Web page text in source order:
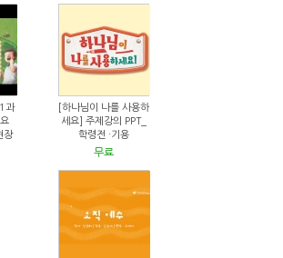
과
장
[하나님이 나를 사용하
세요] 주제강의 PPT_
학령전 ·기용
무료